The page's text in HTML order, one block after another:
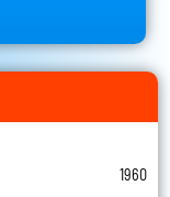
1960